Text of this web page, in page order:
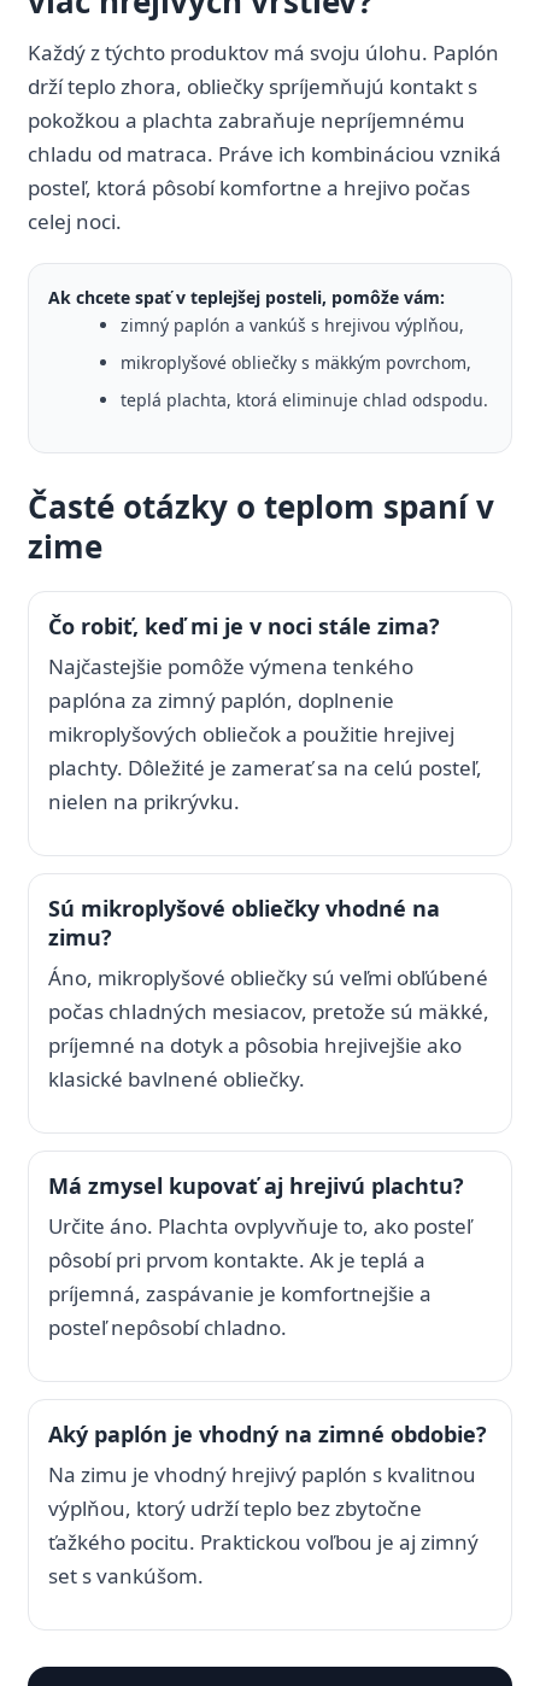
Každý z týchto produktov má svoju úlohu. Paplón
drží teplo zhora, obliečky spríjemňujú kontakt s
pokožkou a plachta zabraňuje nepríjemnému
chladu od matraca. Práve ich kombináciou vzniká
posteľ, ktorá pôsobí komfortne a hrejivo počas
celej noci.
Ak chcete spať v teplejšej posteli, pomôže vám:
zimný paplón a vankúš s hrejivou výplňou,
mikroplyšové obliečky s mäkkým povrchom,
teplá plachta, ktorá eliminuje chlad odspodu.
Časté otázky o teplom spaní v
zime
Čo robiť, keď mi je v noci stále zima?
Najčastejšie pomôže výmena tenkého
paplóna za zimný paplón, doplnenie
mikroplyšových obliečok a použitie hrejivej
plachty. Dôležité je zamerať sa na celú posteľ,
nielen na prikrývku.
Sú mikroplyšové obliečky vhodné na
zimu?
Áno, mikroplyšové obliečky sú veľmi obľúbené
počas chladných mesiacov, pretože sú mäkké,
príjemné na dotyk a pôsobia hrejivejšie ako
klasické bavlnené obliečky.
Má zmysel kupovať aj hrejivú plachtu?
Určite áno. Plachta ovplyvňuje to, ako posteľ
pôsobí pri prvom kontakte. Ak je teplá a
príjemná, zaspávanie je komfortnejšie a
posteľ nepôsobí chladno.
Aký paplón je vhodný na zimné obdobie?
Na zimu je vhodný hrejivý paplón s kvalitnou
výplňou, ktorý udrží teplo bez zbytočne
ťažkého pocitu. Praktickou voľbou je aj zimný
set s vankúšom.